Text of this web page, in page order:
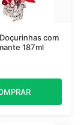
com
187ml